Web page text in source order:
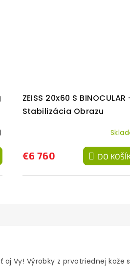
ZEISS 20x60 S BINOCULAR
Stabilizácia Obrazu
€6 760 DO
Vy! Výrobky z prvotriednej kože s